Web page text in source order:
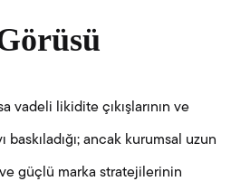
vadeli likidite çıkışlarının ve
baskıladığı; ancak kurumsal uzun
güçlü marka stratejilerinin